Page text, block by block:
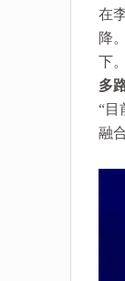
在
降
下
多
“目
融